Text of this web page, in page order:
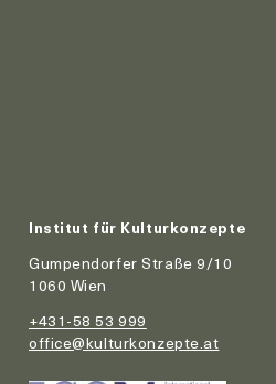
Institut für Kulturkonzepte
Gumpendorfer Straße 9/10
1060 Wien
+431-58 53 999
office@kulturkonzepte.at